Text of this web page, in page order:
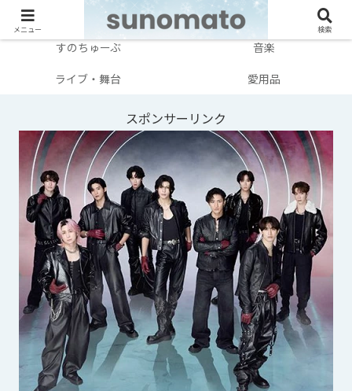
メンバー別
テレビ・映画
すのちゅーぶ
音楽
ライブ・舞台
愛用品
スポンサーリンク
メニュー 検索